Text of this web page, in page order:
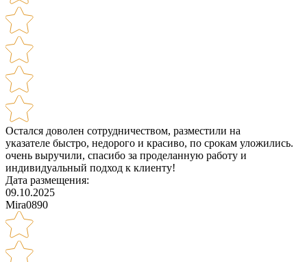
Остался доволен сотрудничеством, разместили на
указателе быстро, недорого и красиво, по срокам уложились.
очень выручили, спасибо за проделанную работу и
индивидуальный подход к клиенту!
Дата размещения:
09.10.2025
Mira0890